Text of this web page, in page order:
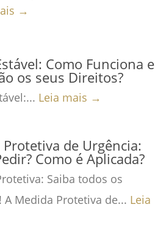
→
Como Funciona e
os seus Direitos?
Leia mais →
de Urgência:
Como é Aplicada?
Saiba todos os
A Medida Protetiva de... Leia